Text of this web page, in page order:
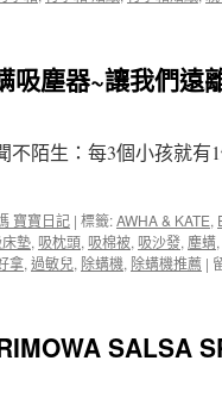
吸塵器~讓我們遠
陌生：每3個小孩就有
寶寶日記 | 標籤:AWHA & KATE,
墊, 吸枕頭, 吸棉被, 吸沙發, 塵螨,
拿, 過敏兒, 除螨機, 除螨機推薦 |
SALSA